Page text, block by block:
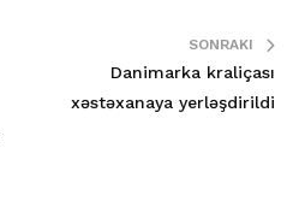
SONRAKI
Danimarka kraliçası
xəstəxanaya yerləşdirildi